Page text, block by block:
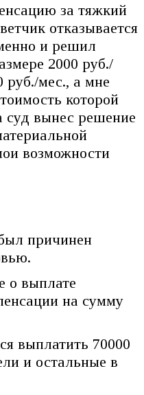
за тяжкий
отказывается
и решил
2000 руб./
руб./мес., а мне
которой
суд вынес решение
возможности
причинен
о выплате
на сумму
выплатить 70000
и остальные в